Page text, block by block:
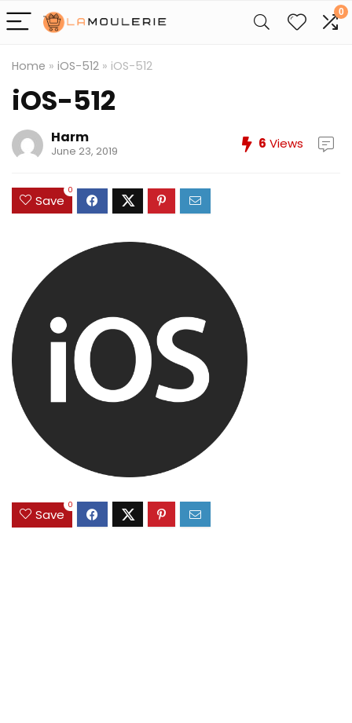
0
Home » iOS-512 » iOS-512
iOS-512
Harm
June 23, 2019 6 Views
Save
0
Save
0